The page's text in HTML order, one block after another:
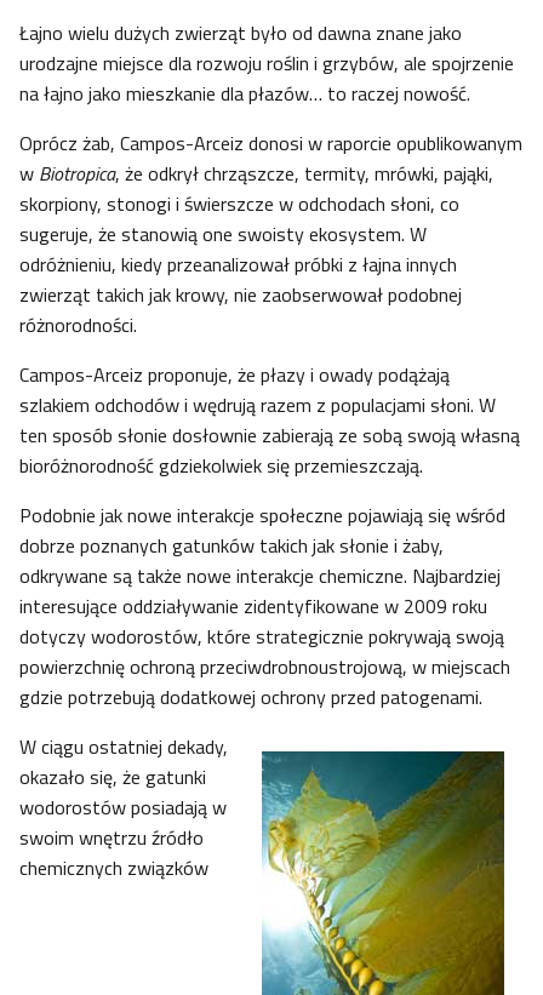
Łajno wielu dużych zwierząt było od dawna znane jako
urodzajne miejsce dla rozwoju roślin i grzybów, ale spojrzenie
na łajno jako mieszkanie dla płazów… to raczej nowość.
Oprócz żab, Campos-Arceiz donosi w raporcie opublikowanym
w Biotropica, że odkrył chrząszcze, termity, mrówki, pająki,
skorpiony, stonogi i świerszcze w odchodach słoni, co
sugeruje, że stanowią one swoisty ekosystem. W
odróżnieniu, kiedy przeanalizował próbki z łajna innych
zwierząt takich jak krowy, nie zaobserwował podobnej
różnorodności.
Campos-Arceiz proponuje, że płazy i owady podążają
szlakiem odchodów i wędrują razem z populacjami słoni. W
ten sposób słonie dosłownie zabierają ze sobą swoją własną
bioróżnorodność gdziekolwiek się przemieszczają.
Podobnie jak nowe interakcje społeczne pojawiają się wśród
dobrze poznanych gatunków takich jak słonie i żaby,
odkrywane są także nowe interakcje chemiczne. Najbardziej
interesujące oddziaływanie zidentyfikowane w 2009 roku
dotyczy wodorostów, które strategicznie pokrywają swoją
powierzchnię ochroną przeciwdrobnoustrojową, w miejscach
gdzie potrzebują dodatkowej ochrony przed patogenami.
W ciągu ostatniej dekady,
okazało się, że gatunki
wodorostów posiadają w
swoim wnętrzu źródło
chemicznych związków